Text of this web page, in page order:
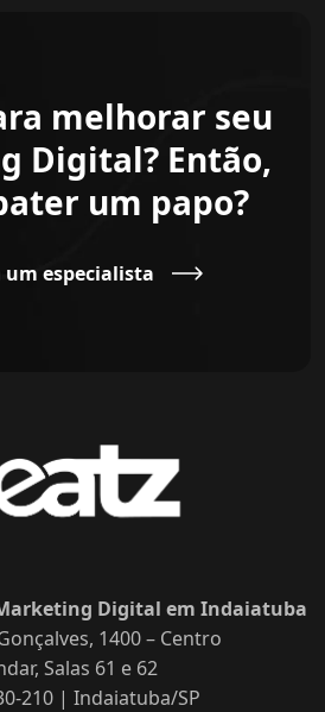
melhorar seu
Digital? Então,
um papo?
um especialista
Digital em Indaiatuba
1400 – Centro
Salas 61 e 62
210 | Indaiatuba/SP